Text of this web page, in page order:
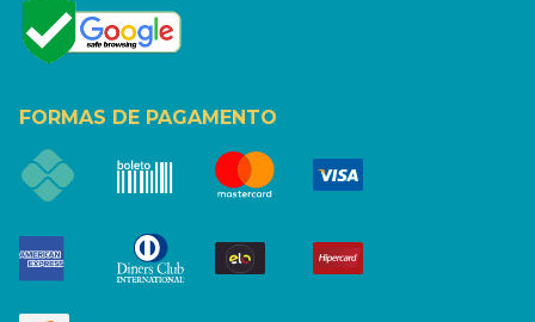
FORMAS DE PAGAMENTO